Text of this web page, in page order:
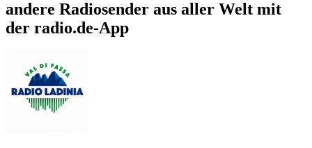
andere Radiosender aus aller Welt mit
der radio.de-App